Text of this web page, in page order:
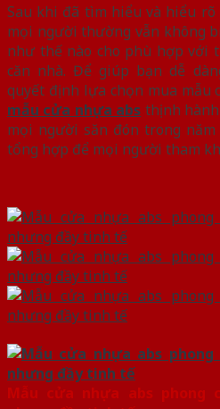
Sau khi đã tìm hiểu và hiểu rõ
mọi người thường vẫn không
như thế nào cho phù hợp với
căn nhà. Để giúp bạn dễ
quyết định lựa chọn mua mẫu
mẫu cửa nhựa abs thịnh
mọi người săn đón trong năm
tổng hợp để mọi người tham
Mẫu cửa nhựa abs phong